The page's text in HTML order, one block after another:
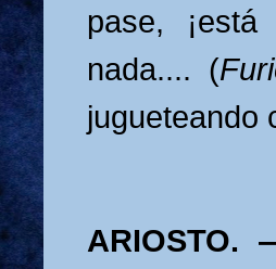
pase,
nada.... (
jugueteando
ARIOSTO.